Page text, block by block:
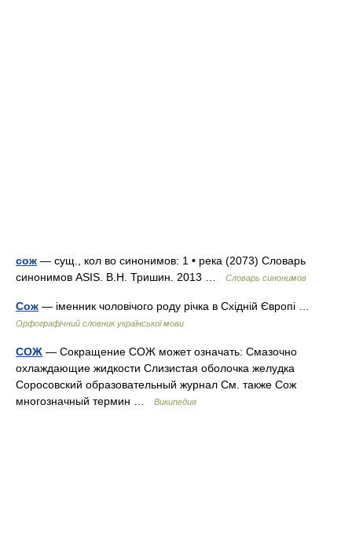
сож — сущ., кол во синонимов: 1 • река (2073) Словарь
синонимов ASIS. В.Н. Тришин. 2013 …
Словарь синонимов
Сож — іменник чоловічого роду річка в Східній Європі …
Орфографічний словник української мови
СОЖ — Сокращение СОЖ может означать: Смазочно
охлаждающие жидкости Слизистая оболочка желудка
Соросовский образовательный журнал См. также Сож
многозначный термин …
Википедия